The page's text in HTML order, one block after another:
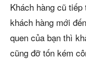
Khách hàng cũ
khách hàng mới
quen của bạn thì
cũng đỡ tốn kém